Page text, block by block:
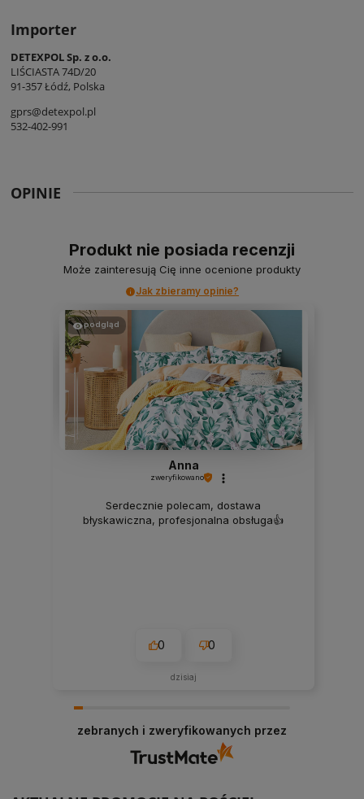
Importer
DETEXPOL Sp. z o.o.
LIŚCIASTA 74D/20
91-357 Łódź, Polska
gprs@detexpol.pl
532-402-991
OPINIE
Produkt nie posiada recenzji
Może zainteresują Cię inne ocenione produkty
Jak zbieramy opinie?
podgląd
Anna
zweryfikowano
Serdecznie polecam, dostawa
błyskawiczna, profesjonalna obsługa👍️
0 0
dzisiaj
zebranych i zweryfikowanych przez